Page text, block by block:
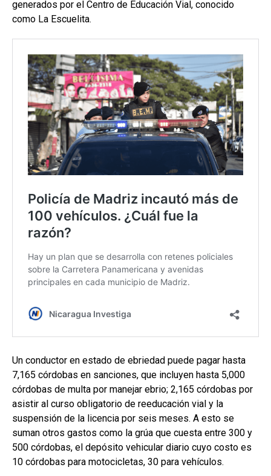
generados por el Centro de Educación Vial, conocido
como La Escuelita.
Un conductor en estado de ebriedad puede pagar hasta
7,165 córdobas en sanciones, que incluyen hasta 5,000
córdobas de multa por manejar ebrio; 2,165 córdobas por
asistir al curso obligatorio de reeducación vial y la
suspensión de la licencia por seis meses. A esto se
suman otros gastos como la grúa que cuesta entre 300 y
500 córdobas, el depósito vehicular diario cuyo costo es
10 córdobas para motocicletas, 30 para vehículos.